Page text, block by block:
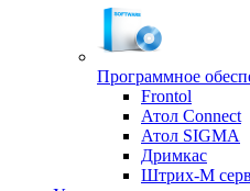
Программное
Frontol
Атол Connect
Атол SIGMA
Дримкас
Штрих-М